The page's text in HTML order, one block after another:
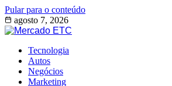
Pular para o conteúdo
agosto 7, 2026
Tecnologia
Autos
Negócios
Marketing